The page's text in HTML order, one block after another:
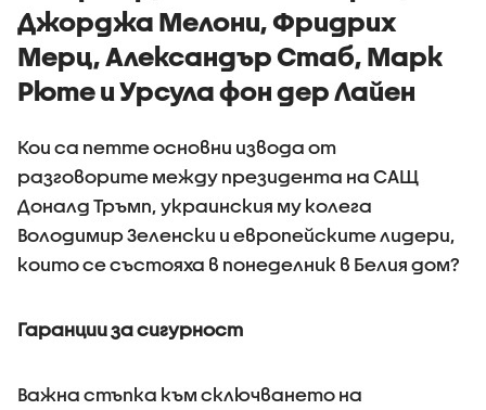
Джорджа Мелони, Фридрих
Мерц, Александър Стаб, Марк
Рюте и Урсула фон дер Лайен
Кои са петте основни извода от
разговорите между президента на САЩ
Доналд Тръмп, украинския му колега
Володимир Зеленски и европейските лидери,
които се състояха в понеделник в Белия дом?
Гаранции за сигурност
Важна стъпка към сключването на